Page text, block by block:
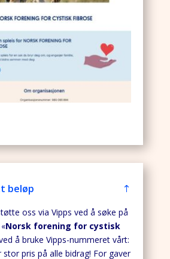
beløp
oss via Vipps ved å søke på
Norsk forening for cystisk
å bruke Vipps-nummeret vårt:
stor pris på alle bidrag! For gaver